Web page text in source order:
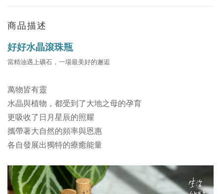
商品描述
好好水晶滾珠瓶
當精油遇上礦石，一場最美好的邂逅
萬物皆有靈
水晶與植物，都受到了大地之母的孕育
更吸收了日月星辰的照耀
攜帶著大自然的頻率與恩惠
各自發展出獨特的療癒能量